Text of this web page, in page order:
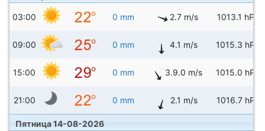
03:00 0 mm 2.7 m/s 1013.1 hPa
09:00 0 mm 4.1 m/s 1015.3 hPa
15:00 0 mm 3.9.0 m/s 1015.0 hPa
21:00 0 mm 2.1 m/s 1016.7 hPa
Пятница 14-08-2026